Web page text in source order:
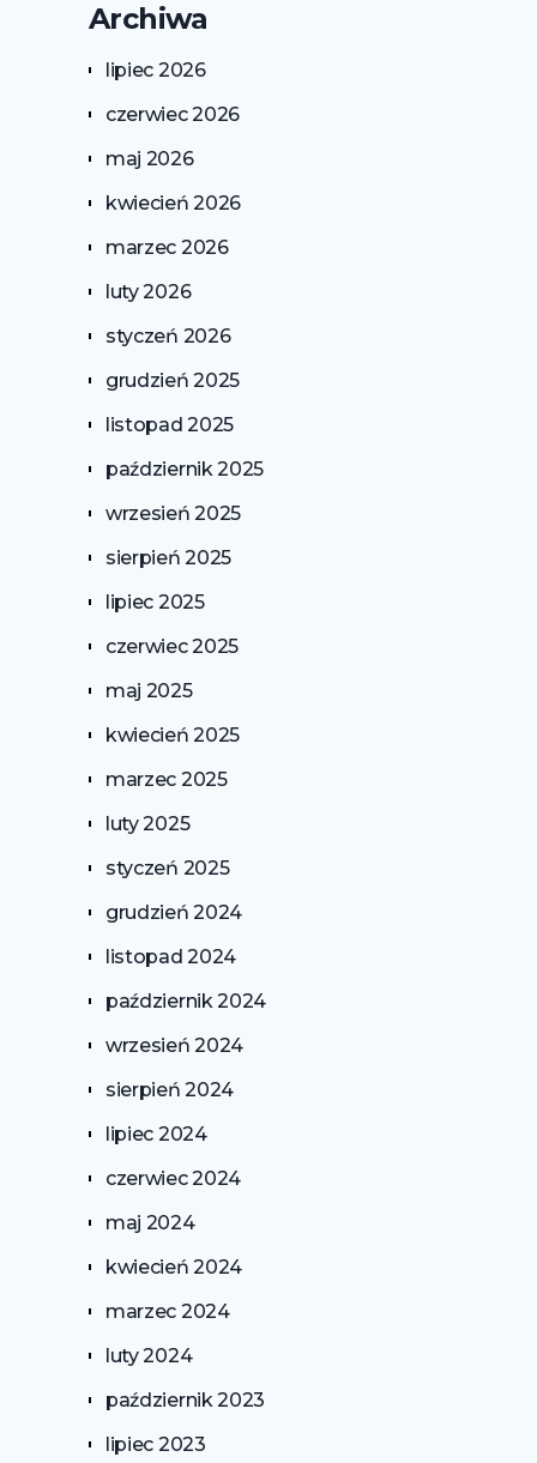
Archiwa
lipiec 2026
czerwiec 2026
maj 2026
kwiecień 2026
marzec 2026
luty 2026
styczeń 2026
grudzień 2025
listopad 2025
październik 2025
wrzesień 2025
sierpień 2025
lipiec 2025
czerwiec 2025
maj 2025
kwiecień 2025
marzec 2025
luty 2025
styczeń 2025
grudzień 2024
listopad 2024
październik 2024
wrzesień 2024
sierpień 2024
lipiec 2024
czerwiec 2024
maj 2024
kwiecień 2024
marzec 2024
luty 2024
październik 2023
lipiec 2023